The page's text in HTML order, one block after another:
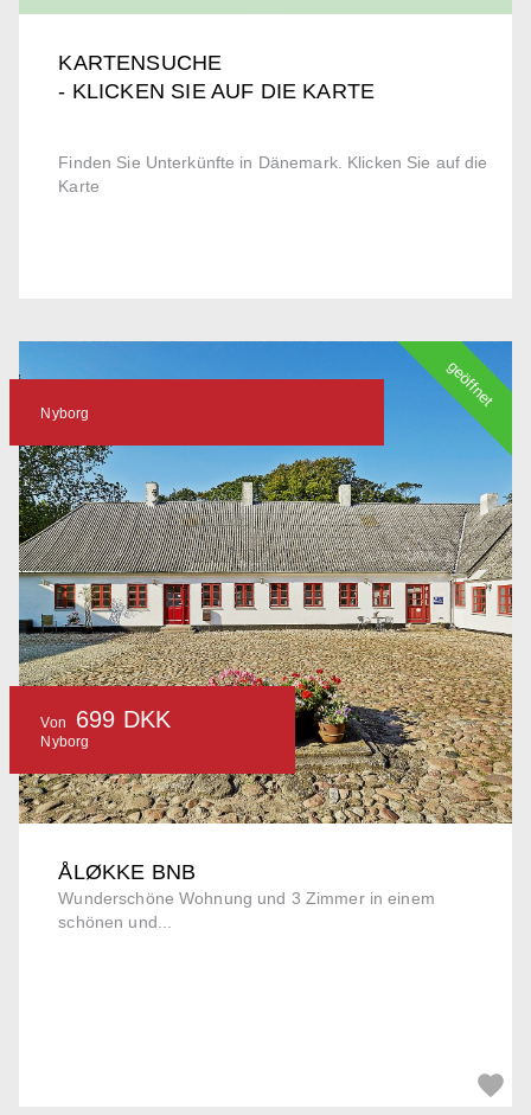
KARTENSUCHE
- KLICKEN SIE AUF DIE KARTE
Finden Sie Unterkünfte in Dänemark. Klicken Sie auf die
Karte
ÅLØKKE BNB
Wunderschöne Wohnung und 3 Zimmer in einem
schönen und...
Nyborg
Von 699 DKK
Nyborg
geöffnet